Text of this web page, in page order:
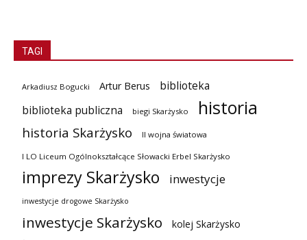
TAGI
Arkadiusz Bogucki Artur Berus
biblioteka
biblioteka publiczna
biegi Skarżysko historia
historia Skarżysko II wojna światowa
I LO Liceum Ogólnokształcące Słowacki Erbel Skarżysko
imprezy Skarżysko inwestycje
inwestycje drogowe Skarżysko
inwestycje Skarżysko kolej Skarżysko